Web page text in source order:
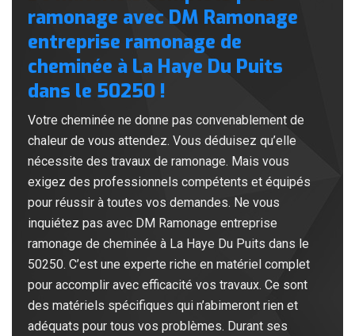
ramonage avec DM Ramonage
entreprise ramonage de
cheminée à La Haye Du Puits
dans le 50250 !
Votre cheminée ne donne pas convenablement de
chaleur de vous attendez. Vous déduisez qu’elle
nécessite des travaux de ramonage. Mais vous
exigez des professionnels compétents et équipés
pour réussir à toutes vos demandes. Ne vous
inquiétez pas avec DM Ramonage entreprise
ramonage de cheminée à La Haye Du Puits dans le
50250. C’est une experte riche en matériel complet
pour accomplir avec efficacité vos travaux. Ce sont
des matériels spécifiques qui n’abimeront rien et
adéquats pour tous vos problèmes. Durant ses